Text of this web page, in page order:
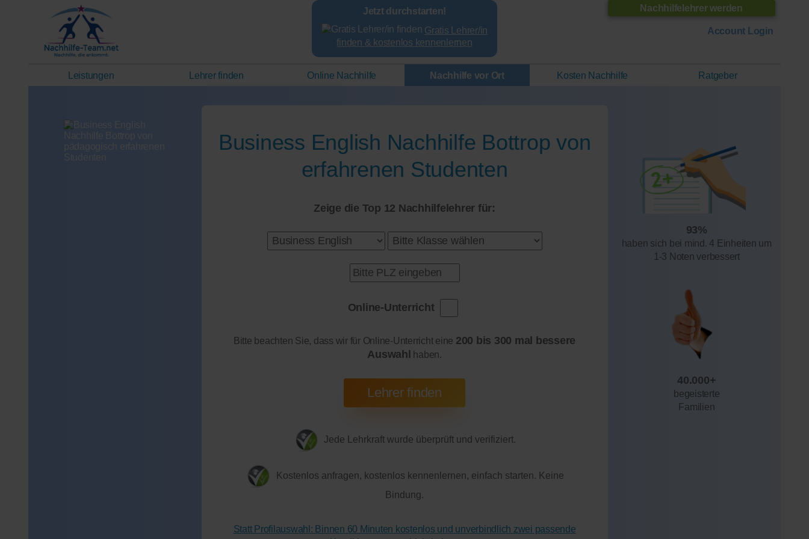
Nachhilfelehrer werden
Account Login
Jetzt durchstarten!
Gratis Lehrer/in
finden & kostenlos kennenlernen
Leistungen Lehrer finden Online Nachhilfe Nachhilfe vor Ort Kosten Nachhilfe Ratgeber
93%
haben sich bei mind. 4 Einheiten um
1-3 Noten verbessert
40.000+
begeisterte
Familien
Business English Nachhilfe Bottrop von
erfahrenen Studenten
Zeige die Top 12 Nachhilfelehrer für:
Online-Unterricht
Bitte beachten Sie, dass wir für Online-Unterricht eine 200 bis 300 mal bessere
Auswahl
haben.
Jede Lehrkraft wurde überprüft und verifiziert.
Kostenlos anfragen, kostenlos kennenlernen, einfach starten. Keine
Bindung.
Statt Profilauswahl: Binnen 60 Minuten kostenlos und unverbindlich zwei passende